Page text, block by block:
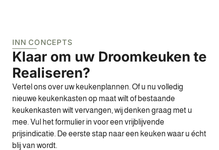
INN CONCEPTS
Klaar om uw Droomkeuken te
Realiseren?
Vertel ons over uw keukenplannen. Of u nu volledig
nieuwe keukenkasten op maat wilt of bestaande
keukenkasten wilt vervangen, wij denken graag met u
mee. Vul het formulier in voor een vrijblijvende
prijsindicatie. De eerste stap naar een keuken waar u écht
blij van wordt.